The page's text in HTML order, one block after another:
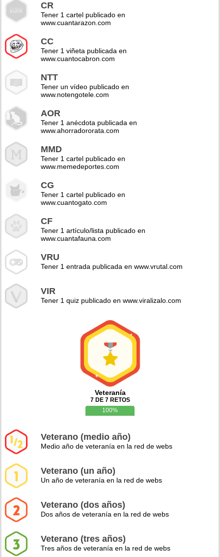
CR
Tener 1 cartel publicado en
www.cuantarazon.com
CC
Tener 1 viñeta publicada en
www.cuantocabron.com
NTT
Tener un vídeo publicado en
www.notengotele.com
AOR
Tener 1 anécdota publicada en
www.ahorradororata.com
MMD
Tener 1 cartel publicado en
www.memedeportes.com
CG
Tener 1 cartel publicado en
www.cuantogato.com
CF
Tener 1 artículo/lista publicado en
www.cuantafauna.com
VRU
Tener 1 entrada publicada en www.vrutal.com
VIR
Tener 1 quiz publicado en www.viralizalo.com
Veteranía
7 DE 7 RETOS
100%
Veterano (medio año)
Medio año de veteranía en la red de webs
Veterano (un año)
Un año de veteranía en la red de webs
Veterano (dos años)
Dos años de veteranía en la red de webs
Veterano (tres años)
Tres años de veteranía en la red de webs